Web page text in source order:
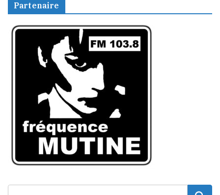
Partenaire